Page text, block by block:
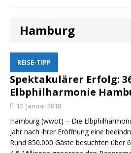
Hamburg
REISE-TIPP
Spektakulärer Erfolg:
Elbphilharmonie
12. Januar 2018
Hamburg (wwot) – Die
Jahr nach ihrer Eröffnung eine
Rund 850.000 Gäste besuchten über